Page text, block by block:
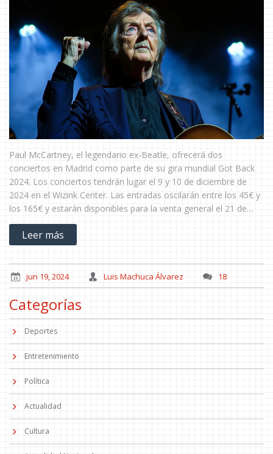
Paul McCartney, el legendario ex-Beatle, ofrecerá dos
conciertos en Madrid como parte de su gira mundial Got Back
2024. Los conciertos tendrán lugar el 9 y 10 de diciembre de
2024 en el Wizink Center. Las entradas oscilarán entre los 45€ y
los 165€ y estarán disponibles para la venta general el 21 de
junio de 2024. Los clientes de Santander podrán acceder a una
preventa exclusiva desde el 19 de junio.
Leer más
jun 19, 2024 Luis Machuca Álvarez 18
Categorías
Deportes
Entretenimiento
Política
Actualidad
Cultura